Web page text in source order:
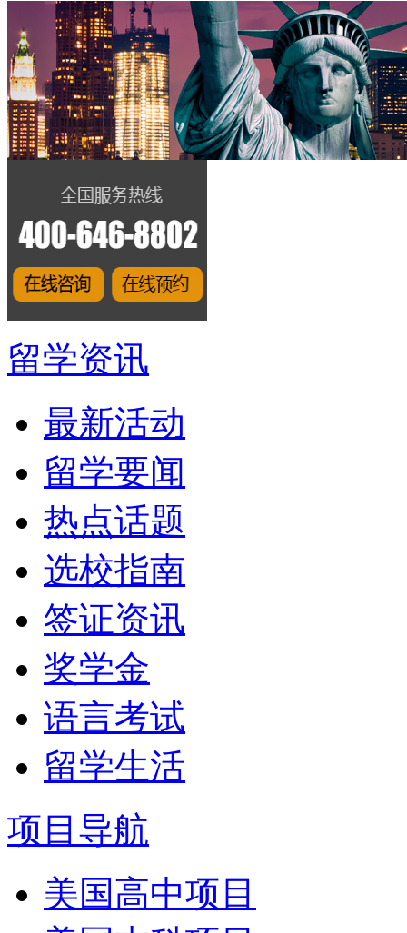
留学资讯
最新活动
留学要闻
热点话题
选校指南
签证资讯
奖学金
语言考试
留学生活
项目导航
美国高中项目